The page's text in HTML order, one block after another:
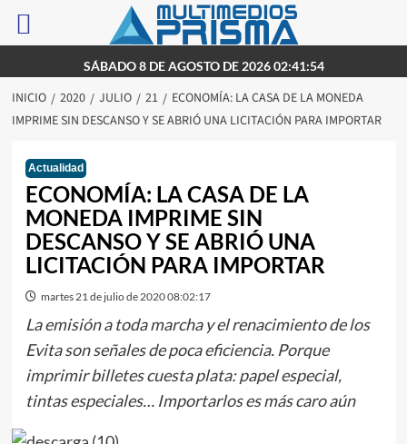
al
contenido
SÁBADO 8 DE AGOSTO DE 2026 02:41:54
INICIO 2020 JULIO 21
ECONOMÍA: LA CASA DE LA MONEDA
IMPRIME SIN DESCANSO Y SE ABRIÓ UNA LICITACIÓN PARA IMPORTAR
Actualidad
ECONOMÍA: LA CASA DE LA
MONEDA IMPRIME SIN
DESCANSO Y SE ABRIÓ UNA
LICITACIÓN PARA IMPORTAR
martes 21 de julio de 2020 08:02:17
La emisión a toda marcha y el renacimiento de los
Evita son señales de poca eficiencia. Porque
imprimir billetes cuesta plata: papel especial,
tintas especiales… Importarlos es más caro aún